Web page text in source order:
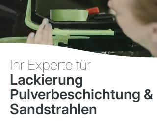
Ihr Experte für
Lackierung
Pulverbeschichtung &
Sandstrahlen